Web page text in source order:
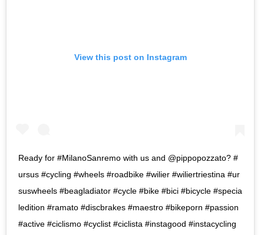
View this post on Instagram
Ready for #MilanoSanremo with us and @pippopozzato? #
ursus #cycling #wheels #roadbike #wilier #wiliertriestina #ur
suswheels #beagladiator #cycle #bike #bici #bicycle #specia
ledition #ramato #discbrakes #maestro #bikeporn #passion
#active #ciclismo #cyclist #ciclista #instagood #instacycling